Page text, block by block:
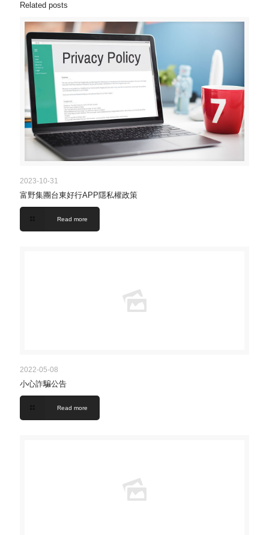
Related posts
2023-10-31
富野集團台東好行APP隱私權政策
Read more
2022-05-08
小心詐騙公告
Read more